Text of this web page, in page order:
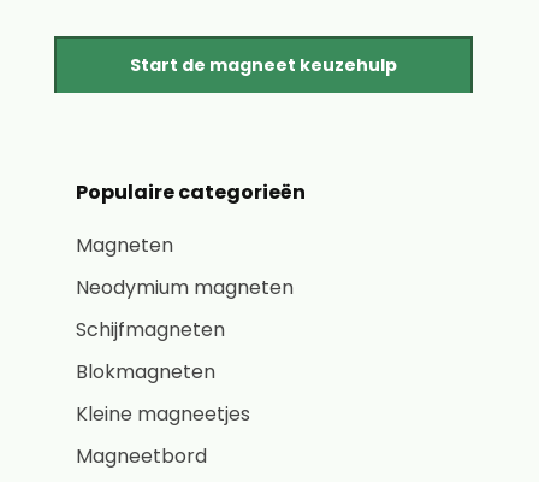
Start de magneet keuzehulp
Populaire categorieën
Magneten
Neodymium magneten
Schijfmagneten
Blokmagneten
Kleine magneetjes
Magneetbord